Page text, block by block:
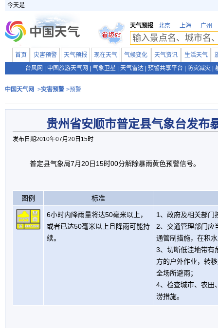
今天是
天气预报 北京 上海 广州
首页 灾害预警 天气预报 现在天气 气候变化 天气资讯 生活天气
台风网
中国旅游天气网 气象卫星 天气雷达 预警共享平台 防灾减灾
中国天气网 >灾害预警 >预警
贵州省安顺市普定县气象台发布
发布日期2010年07月20日15时
普定县气象局7月20日15时00分解除暴雨黄色预警信号。
图例 标准
6小时内降雨量将达50毫米以上，
或者已达50毫米以上且降雨可能持
续。
1、政府及相关部门
2、交通管理部门应
通管制措施，在积
3、切断低洼地带有
方的户外作业，转
全场所避雨；
4、检查城市、农田
涝措施。